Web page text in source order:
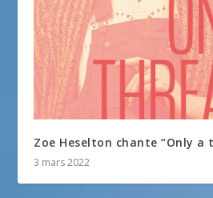
Zoe Heselton chante “Only
3 mars 2022